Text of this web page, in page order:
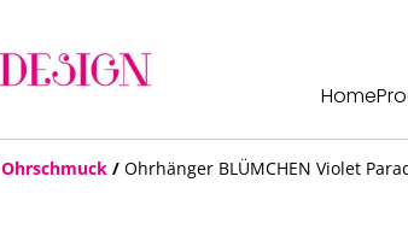
Home
Ohrschmuck / Ohrhänger BLÜMCHEN Violet